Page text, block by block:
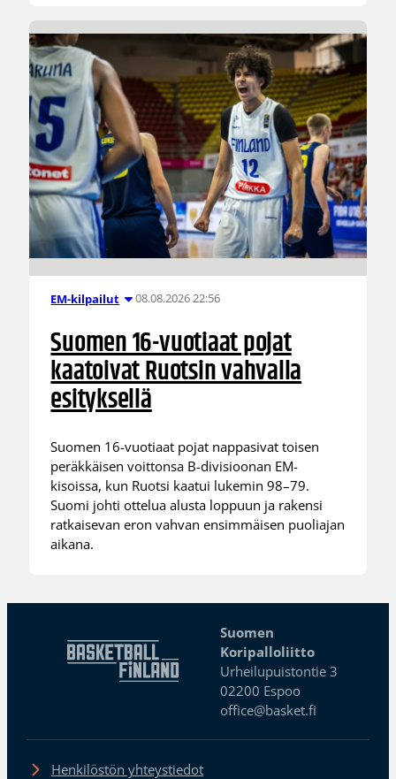
EM-kilpailut 08.08.2026 22:56
Suomen 16-vuotiaat pojat
kaatoivat Ruotsin vahvalla
esityksellä
Suomen 16-vuotiaat pojat nappasivat toisen
peräkkäisen voittonsa B-divisioonan EM-
kisoissa, kun Ruotsi kaatui lukemin 98–79.
Suomi johti ottelua alusta loppuun ja rakensi
ratkaisevan eron vahvan ensimmäisen puoliajan
aikana.
Suomen
Koripalloliitto
Urheilupuistontie 3
02200 Espoo
office@basket.fi
Henkilöstön yhteystiedot